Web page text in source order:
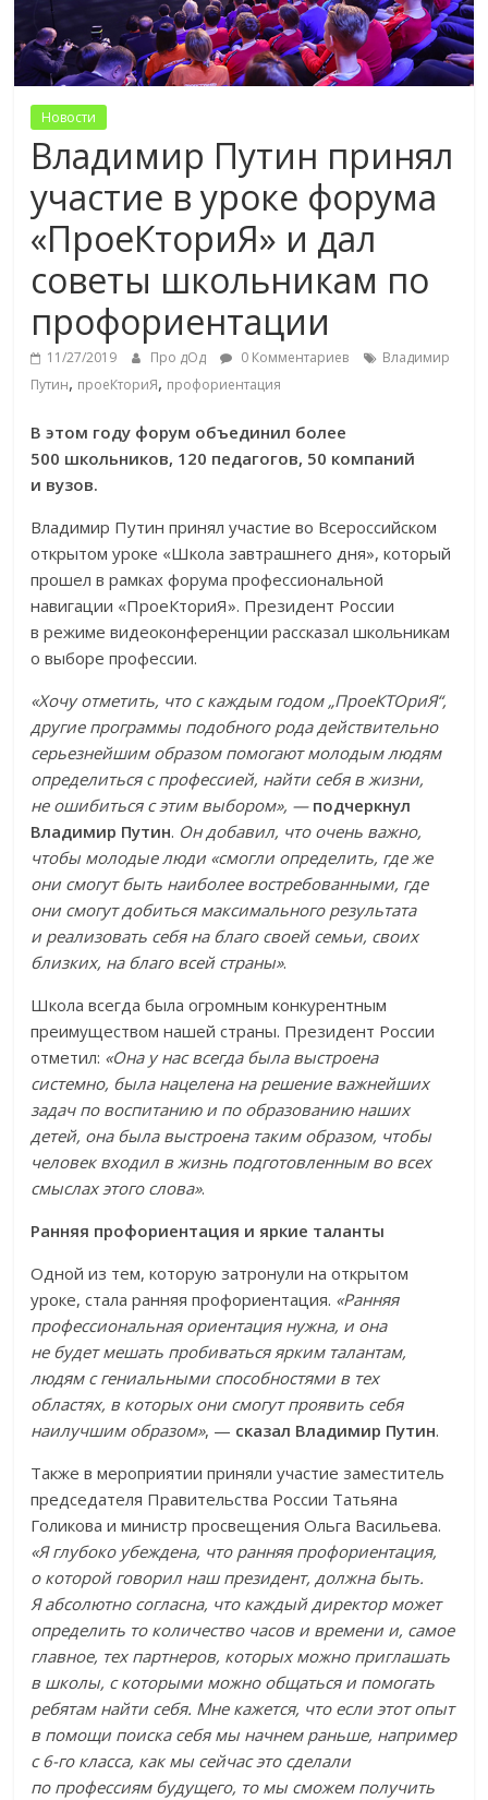
Новости
Владимир Путин принял
участие в уроке форума
«ПроеКториЯ» и дал
советы школьникам по
профориентации
11/27/2019 Про дОд 0 Комментариев
Владимир
Путин, проеКториЯ, профориентация
В этом году форум объединил более
500 школьников, 120 педагогов, 50 компаний
и вузов.
Владимир Путин принял участие во Всероссийском
открытом уроке «Школа завтрашнего дня», который
прошел в рамках форума профессиональной
навигации «ПроеКториЯ». Президент России
в режиме видеоконференции рассказал школьникам
о выборе профессии.
«Хочу отметить, что с каждым годом „ПроеКТОриЯ“,
другие программы подобного рода действительно
серьезнейшим образом помогают молодым людям
определиться с профессией, найти себя в жизни,
не ошибиться с этим выбором», — подчеркнул
Владимир Путин. Он добавил, что очень важно,
чтобы молодые люди «смогли определить, где же
они смогут быть наиболее востребованными, где
они смогут добиться максимального результата
и реализовать себя на благо своей семьи, своих
близких, на благо всей страны».
Школа всегда была огромным конкурентным
преимуществом нашей страны. Президент России
отметил: «Она у нас всегда была выстроена
системно, была нацелена на решение важнейших
задач по воспитанию и по образованию наших
детей, она была выстроена таким образом, чтобы
человек входил в жизнь подготовленным во всех
смыслах этого слова».
Ранняя профориентация и яркие таланты
Одной из тем, которую затронули на открытом
уроке, стала ранняя профориентация. «Ранняя
профессиональная ориентация нужна, и она
не будет мешать пробиваться ярким талантам,
людям с гениальными способностями в тех
областях, в которых они смогут проявить себя
наилучшим образом», — сказал Владимир Путин.
Также в мероприятии приняли участие заместитель
председателя Правительства России Татьяна
Голикова и министр просвещения Ольга Васильева.
«Я глубоко убеждена, что ранняя профориентация,
о которой говорил наш президент, должна быть.
Я абсолютно согласна, что каждый директор может
определить то количество часов и времени и, самое
главное, тех партнеров, которых можно приглашать
в школы, с которыми можно общаться и помогать
ребятам найти себя. Мне кажется, что если этот опыт
в помощи поиска себя мы начнем раньше, например
с 6-го класса, как мы сейчас это сделали
по профессиям будущего, то мы сможем получить